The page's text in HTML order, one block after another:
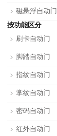
磁悬浮自动门
按功能区分
刷卡自动门
脚踏自动门
指纹自动门
掌纹自动门
密码自动门
红外自动门